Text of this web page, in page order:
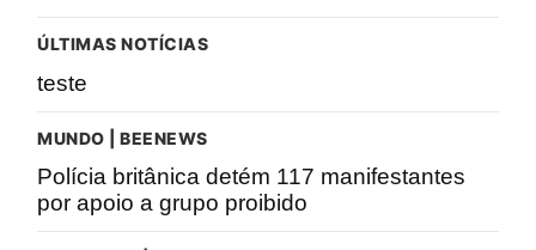
ÚLTIMAS NOTÍCIAS
teste
MUNDO | BEENEWS
Polícia britânica detém 117 manifestantes
por apoio a grupo proibido